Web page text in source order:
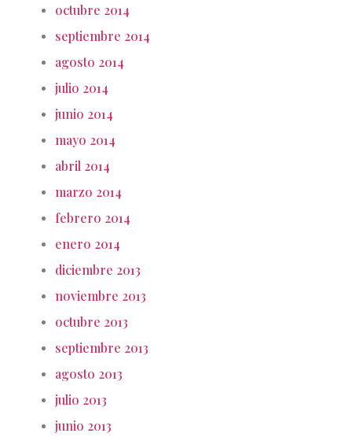
octubre 2014
septiembre 2014
agosto 2014
julio 2014
junio 2014
mayo 2014
abril 2014
marzo 2014
febrero 2014
enero 2014
diciembre 2013
noviembre 2013
octubre 2013
septiembre 2013
agosto 2013
julio 2013
junio 2013